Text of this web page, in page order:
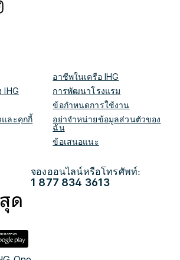
อาชีพในเครือ IHG
IHG
การพัฒนาโรงแรม
ข้อกำหนดการใช้งาน
ละคุกกี้
อย่าจำหน่ายข้อมูลส่วนตัวของ
ฉัน
ข้อเสนอแนะ
จองออนไลน์หรือโทรศัพท์:
1 877 834 3613